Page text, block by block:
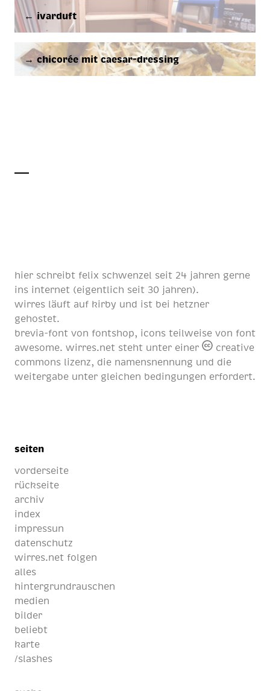
← ivarduft
→ chicorée mit caesar-dressing
hier schreibt felix schwenzel seit 24 jahren gerne
ins internet (eigentlich seit 30 jahren).
wirres läuft auf kirby und ist bei hetzner
gehostet.
brevia-font von fontshop, icons teilweise von font
awesome. wirres.net steht unter einer
creative
commons lizenz, die namensnennung und die
weitergabe unter gleichen bedingungen erfordert.
seiten
vorderseite
rückseite
archiv
index
impressun
datenschutz
wirres.net folgen
alles
hintergrundrauschen
medien
bilder
beliebt
karte
/slashes